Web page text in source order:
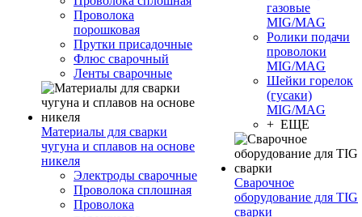
Проволока
порошковая
Прутки присадочные
Флюс сварочный
Ленты сварочные
Материалы для сварки
чугуна и сплавов на основе
никеля
Электроды сварочные
Проволока сплошная
Проволока
газовые
MIG/MAG
Ролики подачи
проволоки
MIG/MAG
Шейки горелок
(гусаки)
MIG/MAG
+ ЕЩЕ
Сварочное
оборудование для TIG
сварки